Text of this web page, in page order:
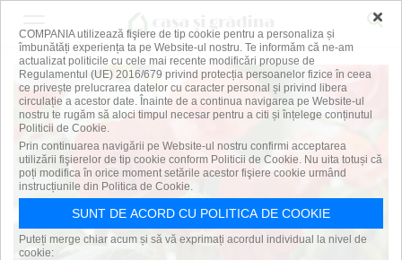
×
COMPANIA utilizează fişiere de tip cookie pentru a personaliza și
îmbunătăți experiența ta pe Website-ul nostru. Te informăm că ne-am
actualizat politicile cu cele mai recente modificări propuse de
Regulamentul (UE) 2016/679 privind protecția persoanelor fizice în ceea
ce privește prelucrarea datelor cu caracter personal și privind libera
circulație a acestor date. Înainte de a continua navigarea pe Website-ul
nostru te rugăm să aloci timpul necesar pentru a citi și înțelege conținutul
Politicii de Cookie.
Prin continuarea navigării pe Website-ul nostru confirmi acceptarea
utilizării fişierelor de tip cookie conform Politicii de Cookie. Nu uita totuși că
poți modifica în orice moment setările acestor fişiere cookie urmând
instrucțiunile din Politica de Cookie.
SUNT DE ACORD CU POLITICA DE COOKIE
Puteți merge chiar acum și să vă exprimați acordul individual la nivel de
cookie: